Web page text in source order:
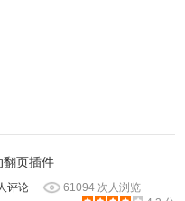
翻页插件
评论
61094 次人浏览